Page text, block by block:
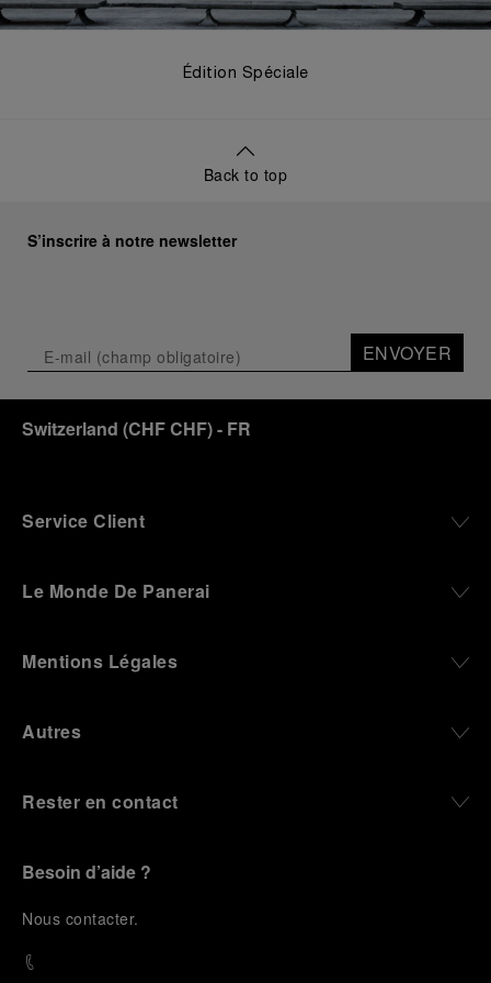
Édition Spéciale
Back to top
S’inscrire à notre newsletter
ENVOYER
Switzerland (CHF CHF)- FR
Service Client
Le Monde De Panerai
Mentions Légales
Autres
Rester en contact
Besoin d’aide ?
Nous contacter.